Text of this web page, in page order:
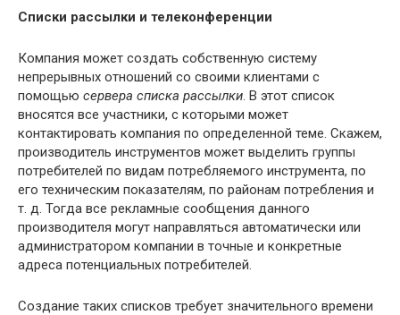
Списки рассылки и телеконференции
Компания может создать собственную систему
непрерывных отношений со своими клиентами с
помощью сервера списка рассылки. В этот список
вносятся все участники, с которыми может
контактировать компания по определенной теме. Скажем,
производитель инструментов может выделить группы
потребителей по видам потребляемого инструмента, по
его техническим показателям, по районам потребления и
т. д. Тогда все рекламные сообщения данного
производителя могут направляться автоматически или
администратором компании в точные и конкретные
адреса потенциальных потребителей.
Создание таких списков требует значительного времени